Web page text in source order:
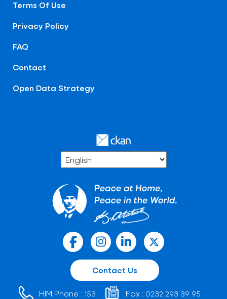
Terms Of Use
Privacy Policy
FAQ
Contact
Open Data Strategy
Contact Us
HIM Phone : 153 Fax : 0232 293 39 95